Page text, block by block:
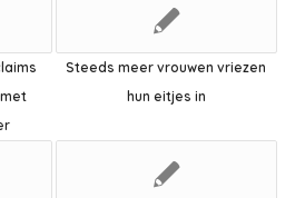
Steeds meer vrouwen vriezen
hun eitjes in